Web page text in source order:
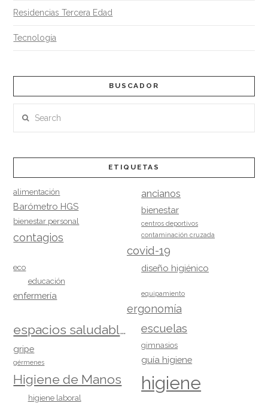
Residencias Tercera Edad
Tecnología
BUSCADOR
ETIQUETAS
alimentación ancianos
Barómetro HGS bienestar
bienestar personal centros deportivos
contagios contaminación cruzada
covid-19
diseño higiénico
eco
educación
enfermería equipamiento
ergonomía
escuelas
espacios saludables
gimnasios
gripe
guía higiene
gérmenes
higiene
Higiene de Manos
higiene laboral